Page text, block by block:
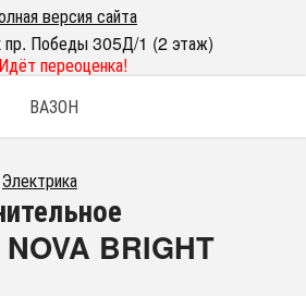
версия сайта
пр. Победы 305Д/1 (2 этаж)
Идёт переоценка!
ВАЗОН
Электрика
NOVA BRIGHT